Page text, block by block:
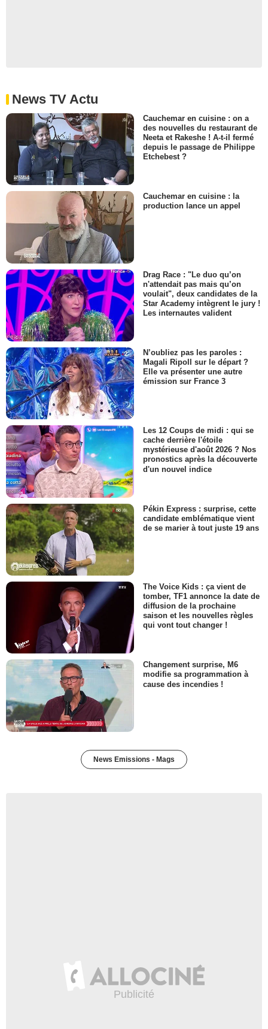
News TV Actu
Cauchemar en cuisine : on a
des nouvelles du restaurant de
Neeta et Rakeshe ! A-t-il fermé
depuis le passage de Philippe
Etchebest ?
Cauchemar en cuisine : la
production lance un appel
Drag Race : "Le duo qu’on
n'attendait pas mais qu’on
voulait", deux candidates de la
Star Academy intègrent le jury !
Les internautes valident
N’oubliez pas les paroles :
Magali Ripoll sur le départ ?
Elle va présenter une autre
émission sur France 3
Les 12 Coups de midi : qui se
cache derrière l'étoile
mystérieuse d'août 2026 ? Nos
pronostics après la découverte
d'un nouvel indice
Pékin Express : surprise, cette
candidate emblématique vient
de se marier à tout juste 19 ans
The Voice Kids : ça vient de
tomber, TF1 annonce la date de
diffusion de la prochaine
saison et les nouvelles règles
qui vont tout changer !
Changement surprise, M6
modifie sa programmation à
cause des incendies !
News Emissions - Mags